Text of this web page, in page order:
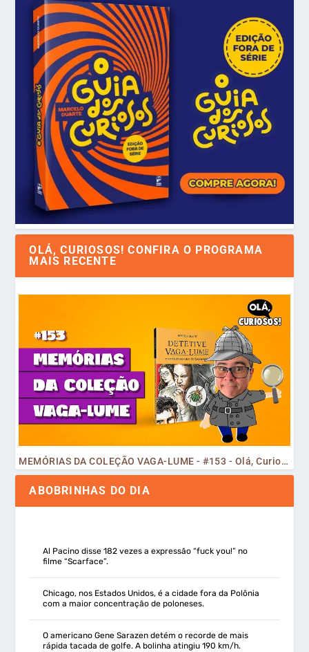
OLÁ, CURIOSOS! CONFIRA O PROGRAMA
MAIS RECENTE
MEMÓRIAS DA COLEÇÃO VAGA-LUME - #153 - Olá, Curiosos! 2023
ABOBRINHAS DO DIA
Al Pacino disse 182 vezes a expressão “fuck you!” no
filme “Scarface”.
Chicago, nos Estados Unidos, é a cidade fora da Polônia
com a maior concentração de poloneses.
O americano Gene Sarazen detém o recorde de mais
rápida tacada de golfe. A bolinha atingiu 190 km/h.